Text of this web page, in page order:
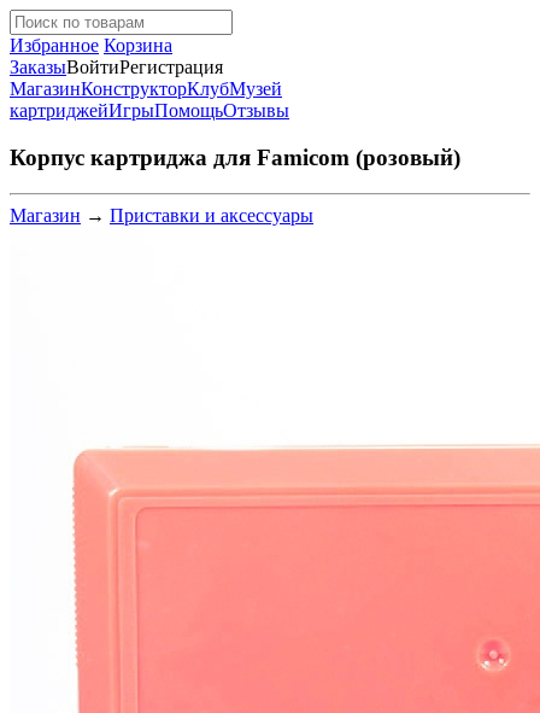
Избранное Корзина
ЗаказыВойтиРегистрация
МагазинКонструкторКлубМузей
картриджейИгрыПомощьОтзывы
Корпус картриджа для Famicom (розовый)
Магазин → Приставки и аксессуары